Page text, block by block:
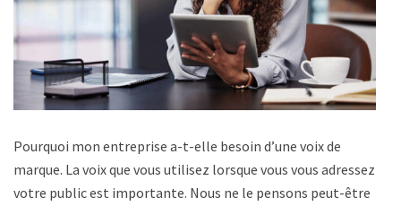
Pourquoi mon entreprise a-t-elle besoin d’une voix de
marque. La voix que vous utilisez lorsque vous vous adressez à
votre public est importante. Nous ne le pensons peut-être